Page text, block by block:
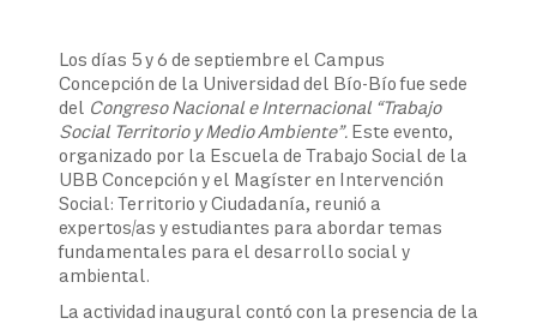
Los días 5 y 6 de septiembre el Campus
Concepción de la Universidad del Bío-Bío fue sede
del Congreso Nacional e Internacional “Trabajo
Social Territorio y Medio Ambiente”.Este evento,
organizado por la Escuela de Trabajo Social de la
UBB Concepción y el Magíster en Intervención
Social: Territorio y Ciudadanía, reunió a
expertos/as y estudiantes para abordar temas
fundamentales para el desarrollo social y
ambiental.
La actividad inaugural contó con la presencia de la